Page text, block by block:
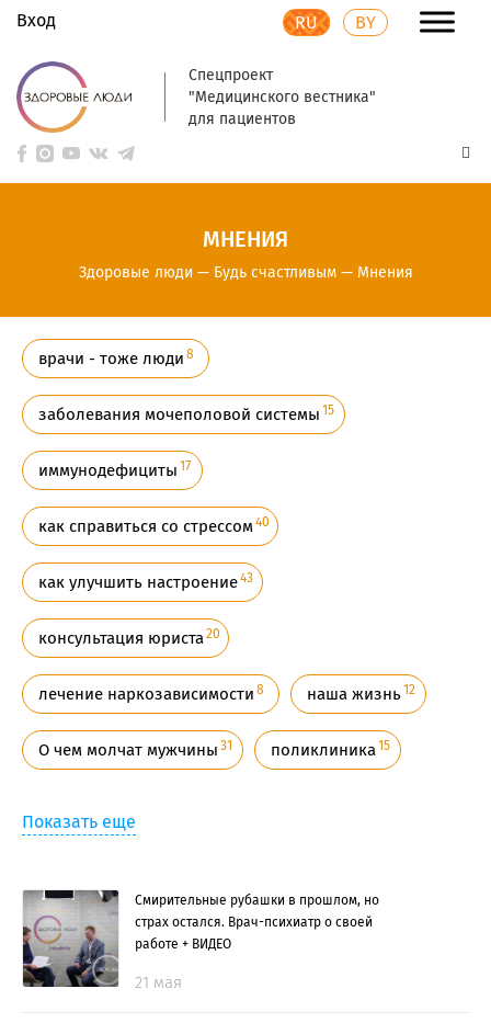
Вход RU BY
Спецпроект
"Медицинского вестника"
для пациентов
МНЕНИЯ
Здоровые люди — Будь счастливым— Мнения
врачи - тоже люди 8
заболевания мочеполовой системы 15
иммунодефициты 17
как справиться со стрессом40
как улучшить настроение43
консультация юриста20
лечение наркозависимости 8 наша жизнь12
О чем молчат мужчины 31 поликлиника15
Показать еще
Смирительные рубашки в прошлом, но
страх остался. Врач-психиатр о своей
работе + ВИДЕО
21 мая